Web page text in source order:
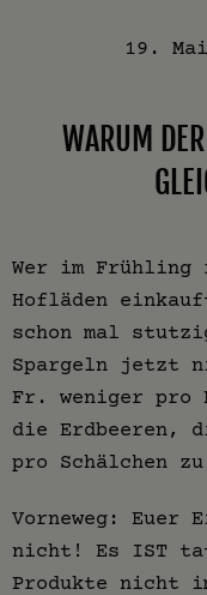
19.
WARUM
Wer im Frühling
Hofläden
schon mal
Spargeln jetzt
Fr. weniger pro
die Erdbeeren,
pro Schälchen zu
Vorneweg: Euer
nicht! Es IST
Produkte nicht